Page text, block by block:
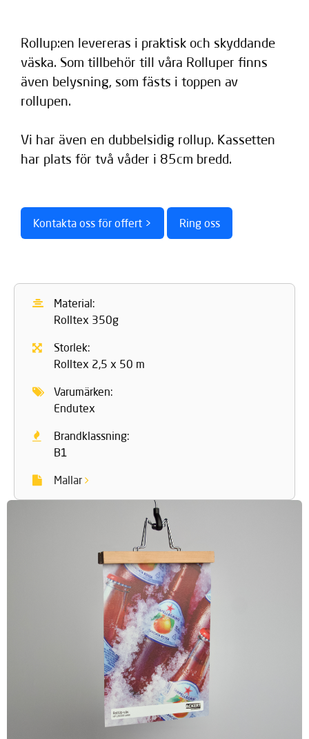
Rollup:en levereras i praktisk och skyddande
väska. Som tillbehör till våra Rolluper finns
även belysning, som fästs i toppen av
rollupen.
Vi har även en dubbelsidig rollup. Kassetten
har plats för två våder i 85cm bredd.
Kontakta oss för offert > Ring oss
Material:
Rolltex 350g
Storlek:
Rolltex 2,5 x 50 m
Varumärken:
Endutex
Brandklassning:
B1
Mallar